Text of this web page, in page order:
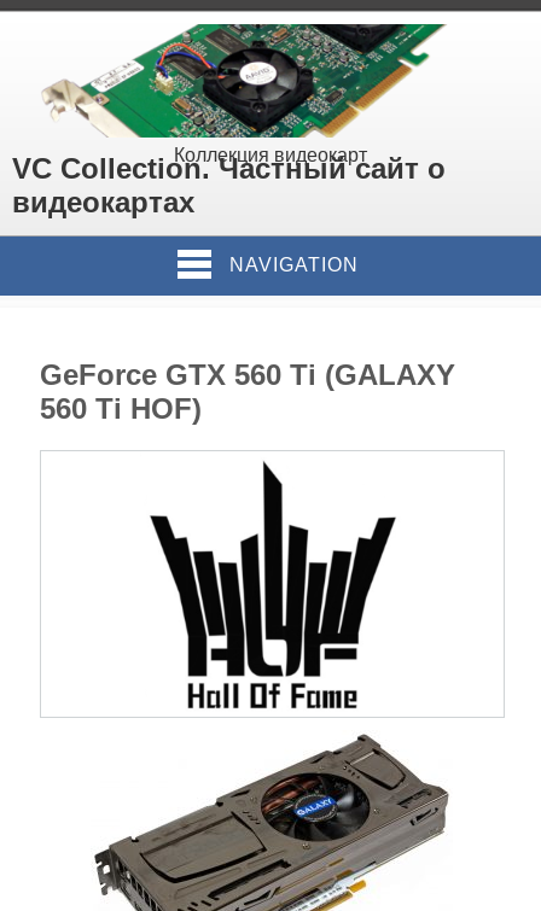
Коллекция видеокарт
VC Collection. Частный сайт о
видеокартах
NAVIGATION
GeForce GTX 560 Ti (GALAXY
560 Ti HOF)